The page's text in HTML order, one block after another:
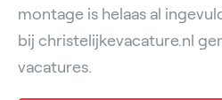
montage is helaas al
bij christelijkevacature.nl
vacatures.